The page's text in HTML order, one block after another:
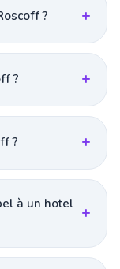
?
?
?
à un hotel